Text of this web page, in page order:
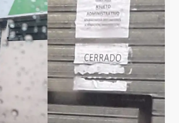
Campana
Cañuelas